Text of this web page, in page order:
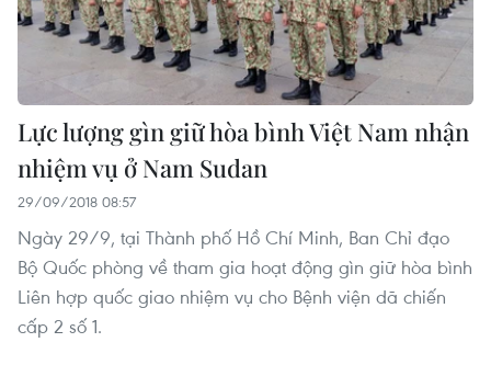
Lực lượng gìn giữ hòa bình Việt Nam nhận
nhiệm vụ ở Nam Sudan
29/09/2018 08:57
Ngày 29/9, tại Thành phố Hồ Chí Minh, Ban Chỉ đạo
Bộ Quốc phòng về tham gia hoạt động gìn giữ hòa bình
Liên hợp quốc giao nhiệm vụ cho Bệnh viện dã chiến
cấp 2 số 1.